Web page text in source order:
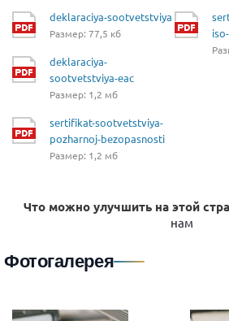
deklaraciya-sootvetstviya
Размер: 77,5 кб
deklaraciya-
sootvetstviya-eac
Размер: 1,2 мб
sertifikat-sootvetstviya-
pozharnoj-bezopasnosti
Размер: 1,2 мб
Что можно улучшить на этой
нам
Фотогалерея